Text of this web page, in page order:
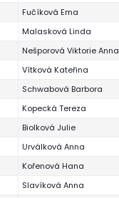
Fučíková Ema
Malasková Linda
Nešporová Viktorie Anna
Vítková Kateřina
Schwabová Barbora
Kopecká Tereza
Biolková Julie
Urválková Anna
Kořenová Hana
Slavíková Anna